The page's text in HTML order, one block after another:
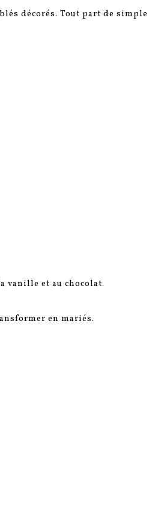
décorés. Tout part de simple
vanille et au chocolat.
en mariés.